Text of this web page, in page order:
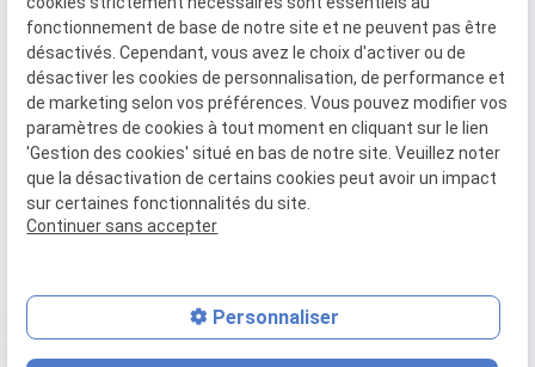
Plan
du site
Mentions
légales
Politique de
confidentialité
Gestion
des
cookies
Siret :50207069100014
fonctionnement de base de notre site et ne peuvent pas être
désactivés. Cependant, vous avez le choix d'activer ou de
désactiver les cookies de personnalisation, de performance et
de marketing selon vos préférences. Vous pouvez modifier vos
paramètres de cookies à tout moment en cliquant sur le lien
'Gestion des cookies' situé en bas de notre site. Veuillez noter
que la désactivation de certains cookies peut avoir un impact
sur certaines fonctionnalités du site.
Continuer sans accepter
Personnaliser